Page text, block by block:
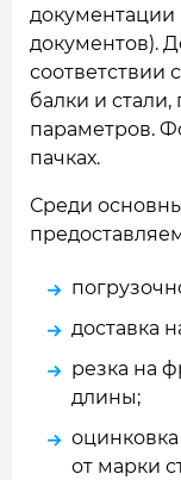
документации
документов).
соответствии
балки и
параметров.
пачках.
Среди
доставка
резка на
длины;
от марки